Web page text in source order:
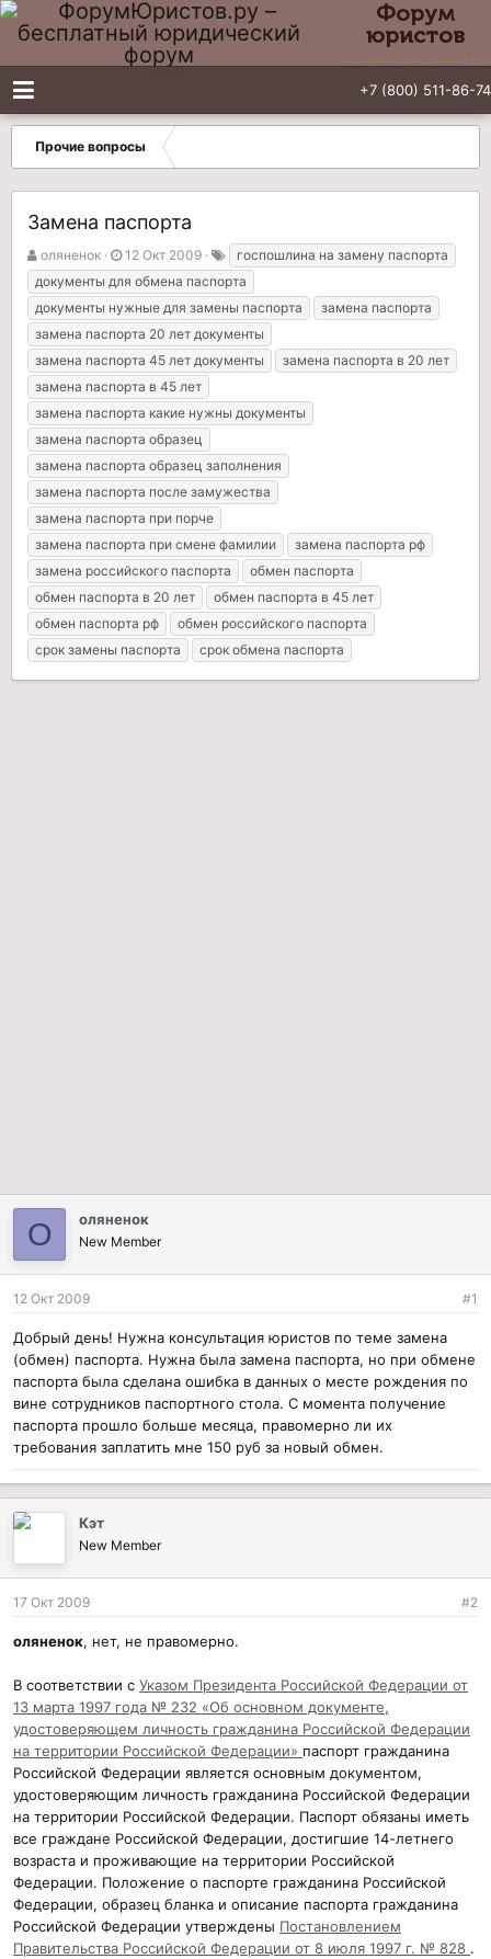
Форум
юристов
+7 (800) 511-86-74
Прочие вопросы
Замена паспорта
А
в
т
о
р
т
е
м
ы
оляненок
Д
а
т
а
н
а
ч
а
л
а
12 Окт 2009
е
г
и
госпошлина на замену паспорта
документы для обмена паспорта
документы нужные для замены паспорта
замена паспорта
замена паспорта 20 лет документы
замена паспорта 45 лет документы
замена паспорта в 20 лет
замена паспорта в 45 лет
замена паспорта какие нужны документы
замена паспорта образец
замена паспорта образец заполнения
замена паспорта после замужества
замена паспорта при порче
замена паспорта при смене фамилии
замена паспорта рф
замена российского паспорта
обмен паспорта
обмен паспорта в 20 лет
обмен паспорта в 45 лет
обмен паспорта рф
обмен российского паспорта
срок замены паспорта
срок обмена паспорта
О оляненок
New Member
12 Окт 2009 #1
Добрый день! Нужна консультация юристов по теме замена
(обмен) паспорта. Нужна была замена паспорта, но при обмене
паспорта была сделана ошибка в данных о месте рождения по
вине сотрудников паспортного стола. С момента получение
паспорта прошло больше месяца, правомерно ли их
требования заплатить мне 150 руб за новый обмен.
Кэт
New Member
17 Окт 2009 #2
оляненок, нет, не правомерно.
В соответствии с Указом Президента Российской Федерации от
13 марта 1997 года № 232 «Об основном документе,
удостоверяющем личность гражданина Российской Федерации
на территории Российской Федерации» паспорт гражданина
Российской Федерации является основным документом,
удостоверяющим личность гражданина Российской Федерации
на территории Российской Федерации. Паспорт обязаны иметь
все граждане Российской Федерации, достигшие 14-летнего
возраста и проживающие на территории Российской
Федерации. Положение о паспорте гражданина Российской
Федерации, образец бланка и описание паспорта гражданина
Российской Федерации утверждены Постановлением
Правительства Российской Федерации от 8 июля 1997 г. № 828 .